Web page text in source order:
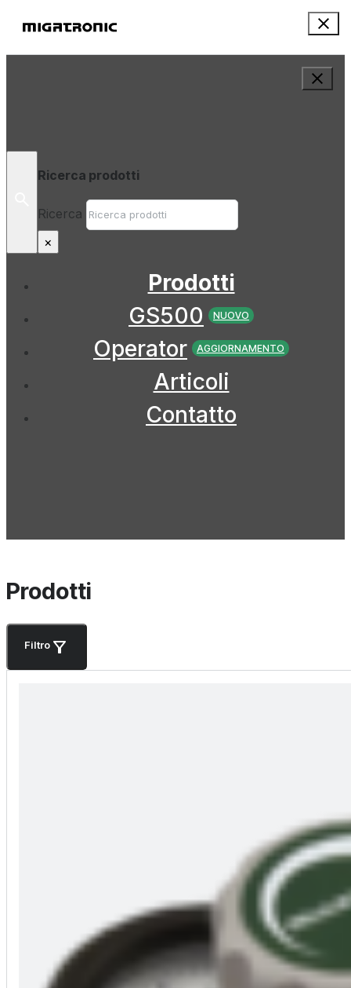
Ricerca prodotti
Ricerca
×
Prodotti
GS500
NUOVO
Operator AGGIORNAMENTO
Articoli
Contatto
Prodotti
Filtro